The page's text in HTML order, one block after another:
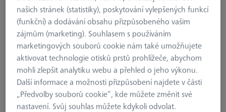
našich stránek (statistiky), poskytování vylepšených funkcí
(funkční) a dodávání obsahu přizpůsobeného vašim
zájmům (marketing). Souhlasem s používáním
marketingových souborů cookie nám také umožňujete
aktivovat technologie otisků prstů prohlížeče, abychom
mohli zlepšit analytiku webu a přehled o jeho výkonu.
Další informace a možnosti přizpůsobení najdete v části
„Předvolby souborů cookie“, kde můžete změnit své
nastavení. Svůj souhlas můžete kdykoli odvolat.